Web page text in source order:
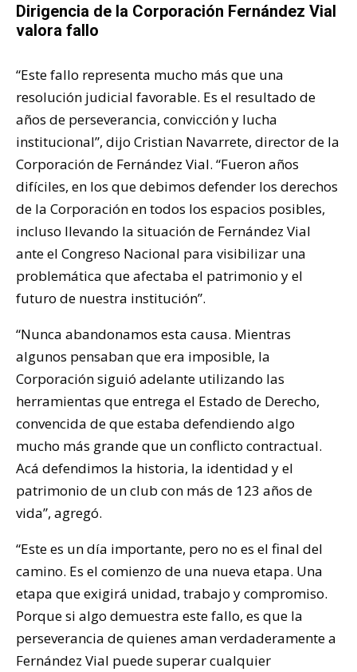
Dirigencia de la Corporación Fernández Vial
valora fallo
“Este fallo representa mucho más que una
resolución judicial favorable. Es el resultado de
años de perseverancia, convicción y lucha
institucional”, dijo Cristian Navarrete, director de la
Corporación de Fernández Vial. “Fueron años
difíciles, en los que debimos defender los derechos
de la Corporación en todos los espacios posibles,
incluso llevando la situación de Fernández Vial
ante el Congreso Nacional para visibilizar una
problemática que afectaba el patrimonio y el
futuro de nuestra institución”.
“Nunca abandonamos esta causa. Mientras
algunos pensaban que era imposible, la
Corporación siguió adelante utilizando las
herramientas que entrega el Estado de Derecho,
convencida de que estaba defendiendo algo
mucho más grande que un conflicto contractual.
Acá defendimos la historia, la identidad y el
patrimonio de un club con más de 123 años de
vida”, agregó.
“Este es un día importante, pero no es el final del
camino. Es el comienzo de una nueva etapa. Una
etapa que exigirá unidad, trabajo y compromiso.
Porque si algo demuestra este fallo, es que la
perseverancia de quienes aman verdaderamente a
Fernández Vial puede superar cualquier